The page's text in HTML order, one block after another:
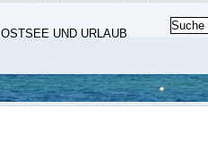
OSTSEE UND URLAUB